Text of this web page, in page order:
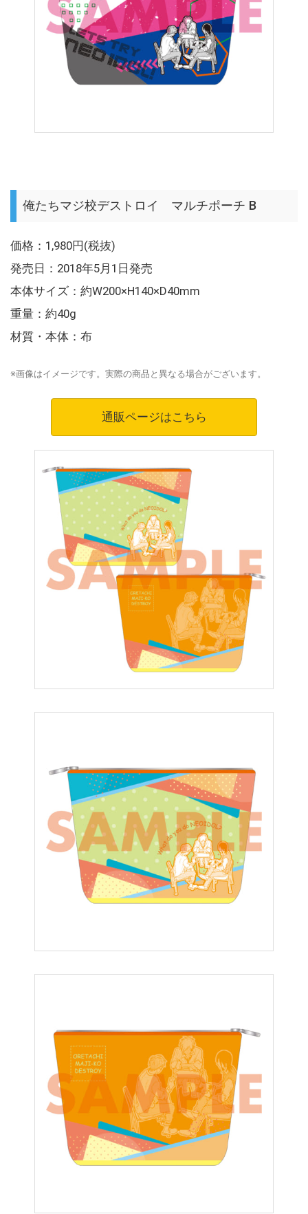
俺たちマジ校デストロイ マルチポーチ B
価格：1,980円(税抜)
発売日：2018年5月1日発売
本体サイズ：約W200×H140×D40mm
重量：約40g
材質・本体：布
※画像はイメージです。実際の商品と異なる場合がございます。
通販ページはこちら